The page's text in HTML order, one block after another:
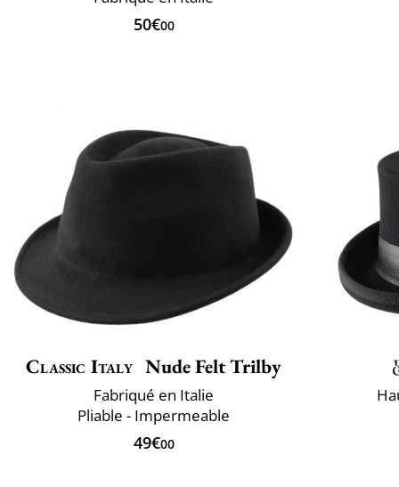
50€00
Classic Italy Nude Felt Trilby
Fabriqué en Italie
Pliable - Impermeable
49€00